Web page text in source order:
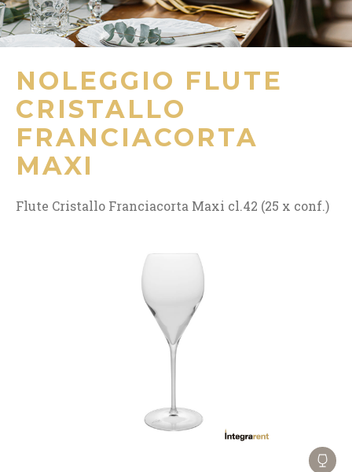
NOLEGGIO FLUTE
CRISTALLO
FRANCIACORTA
MAXI
Flute Cristallo Franciacorta Maxi cl.42 (25 x conf.)